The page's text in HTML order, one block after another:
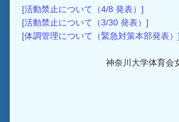
[活動禁止について（4/8 発表）]
[活動禁止について（3/30 発表）]
[体調管理について（緊急対策本部発表）]
神奈川大学体育会